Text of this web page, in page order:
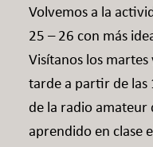
Volvemos a la
25 – 26 con más
Visítanos los
tarde a partir de las
de la radio amateur
aprendido en clase